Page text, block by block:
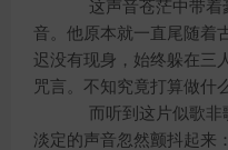
这声音苍茫中带着
音。他原本就一直尾随着
迟没有现身，始终躲在三
咒言。不知究竟打算做什
而听到这片似歌非
淡定的声音忽然颤抖起来